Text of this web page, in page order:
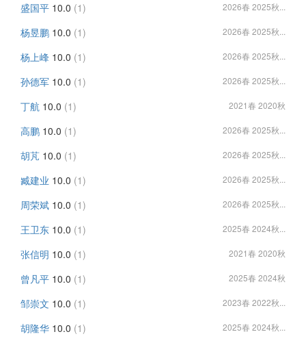
盛国平 10.0 (1) 2026春 2025秋...
杨昱鹏 10.0 (1) 2026春 2025秋...
杨上峰 10.0 (1) 2026春 2025秋...
孙德军 10.0 (1) 2026春 2025秋...
丁航 10.0 (1) 2021春 2020秋
高鹏 10.0 (1) 2026春 2025秋...
胡芃 10.0 (1) 2026春 2025秋...
臧建业 10.0 (1) 2026春 2025秋...
周荣斌 10.0 (1) 2026春 2025秋...
王卫东 10.0 (1) 2025春 2024秋...
张信明 10.0 (1) 2021春 2020秋
曾凡平 10.0 (1) 2025春 2024秋
邹崇文 10.0 (1) 2023春 2022秋...
胡隆华 10.0 (1) 2025春 2024秋...